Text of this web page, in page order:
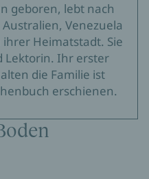
geboren, lebt nach
Venezuela
Heimatstadt. Sie
Lektorin. Ihr erster
die Familie ist
erschienen.